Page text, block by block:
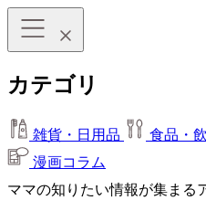
カテゴリ
雑貨・日用品 食品・
漫画コラム
ママの知りたい情報が集まる